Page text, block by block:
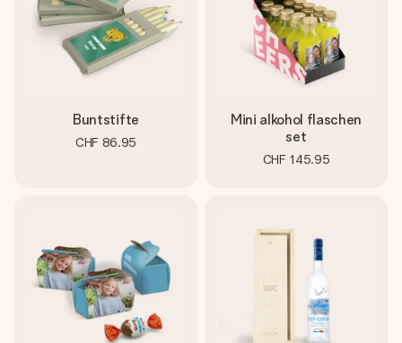
Buntstifte
CHF 86.95
Mini alkohol flaschen
set
CHF 145.95